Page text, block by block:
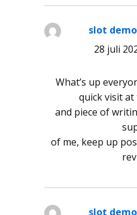
slot
28 juli
What’s up
quick visit at
and piece of
of me, keep up
slot